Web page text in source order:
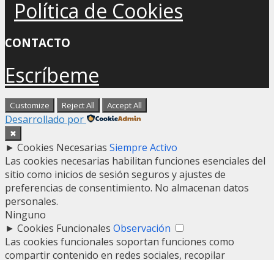
Política de Cookies
CONTACTO
Escríbeme
Customize Reject All Accept All
Desarrollado por
✖
► Cookies Necesarias Siempre Activo
Las cookies necesarias habilitan funciones esenciales del
sitio como inicios de sesión seguros y ajustes de
preferencias de consentimiento. No almacenan datos
personales.
Ninguno
► Cookies Funcionales Observación
Las cookies funcionales soportan funciones como
compartir contenido en redes sociales, recopilar